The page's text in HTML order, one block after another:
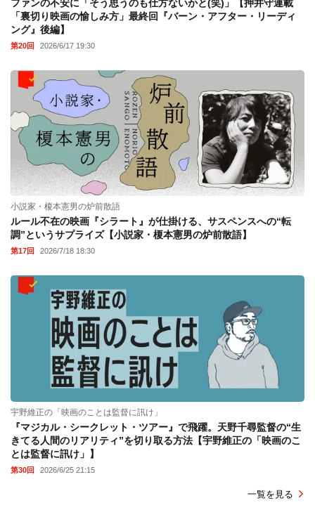
ファンの不安に「そう思うのも仕方ないかと(笑)」【押井守連載
「裏切り映画の愉しみ方」最終回『バーン・アフター・リーディ
ング』後編】
第20回 2026/6/17 19:30
小説家・榎本憲男の炉前散語
ルール不在の映画『シラート』が仕掛ける、サスペンスへの“転
調”というサプライズ【小説家・榎本憲男の炉前散語】
第17回 2026/7/18 18:30
宇野維正の「映画のことは監督に訊け」
『マジカル・シークレット・ツアー』で飛躍。天野千尋監督の“生
きてる人間のリアリティ”を切り取る方法【宇野維正の「映画のこ
とは監督に訊け」】
第30回 2026/6/25 21:15
一覧を見る